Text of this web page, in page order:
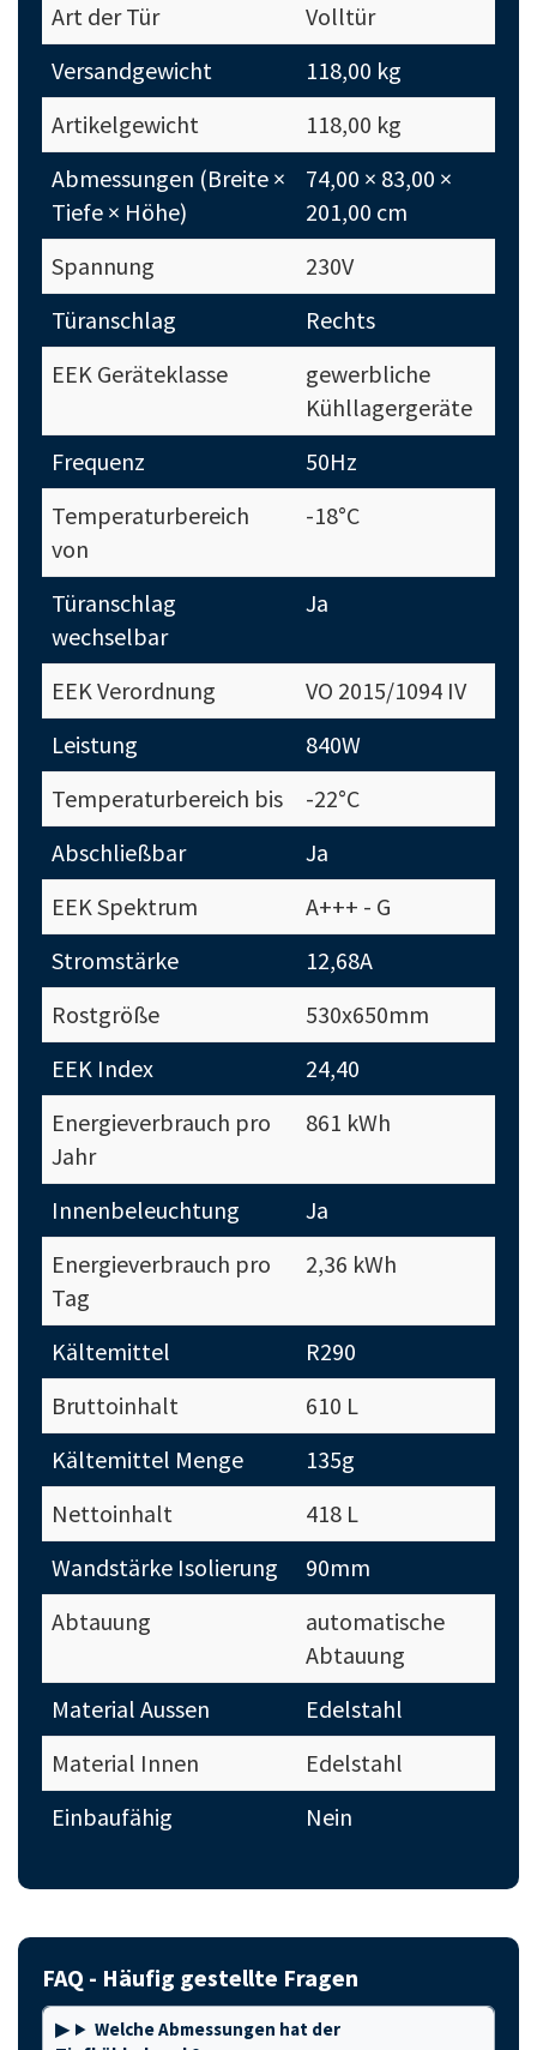
Art der Tür
Volltür
Versandgewicht
118,00 kg
Artikelgewicht
118,00 kg
Abmessungen (Breite ×
Tiefe × Höhe)
74,00 × 83,00 ×
201,00 cm
Spannung
230V
Türanschlag
Rechts
EEK Geräteklasse
gewerbliche
Kühllagergeräte
Frequenz
50Hz
Temperaturbereich
von
-18°C
Türanschlag
wechselbar
Ja
EEK Verordnung
VO 2015/1094 IV
Leistung
840W
Temperaturbereich bis
-22°C
Abschließbar
Ja
EEK Spektrum
A+++ - G
Stromstärke
12,68A
Rostgröße
530x650mm
EEK Index
24,40
Energieverbrauch pro
Jahr
861 kWh
Innenbeleuchtung
Ja
Energieverbrauch pro
Tag
2,36 kWh
Kältemittel
R290
Bruttoinhalt
610 L
Kältemittel Menge
135g
Nettoinhalt
418 L
Wandstärke Isolierung
90mm
Abtauung
automatische
Abtauung
Material Aussen
Edelstahl
Material Innen
Edelstahl
Einbaufähig
Nein
FAQ - Häufig gestellte Fragen
Welche Abmessungen hat der